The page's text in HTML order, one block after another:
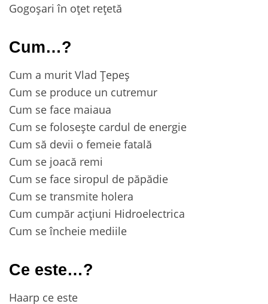
Gogoșari în oțet rețetă
Cum…?
Cum a murit Vlad Țepeş
Cum se produce un cutremur
Cum se face maiaua
Cum se folosește cardul de energie
Cum să devii o femeie fatală
Cum se joacă remi
Cum se face siropul de păpădie
Cum se transmite holera
Cum cumpăr acțiuni Hidroelectrica
Cum se încheie mediile
Ce este…?
Haarp ce este